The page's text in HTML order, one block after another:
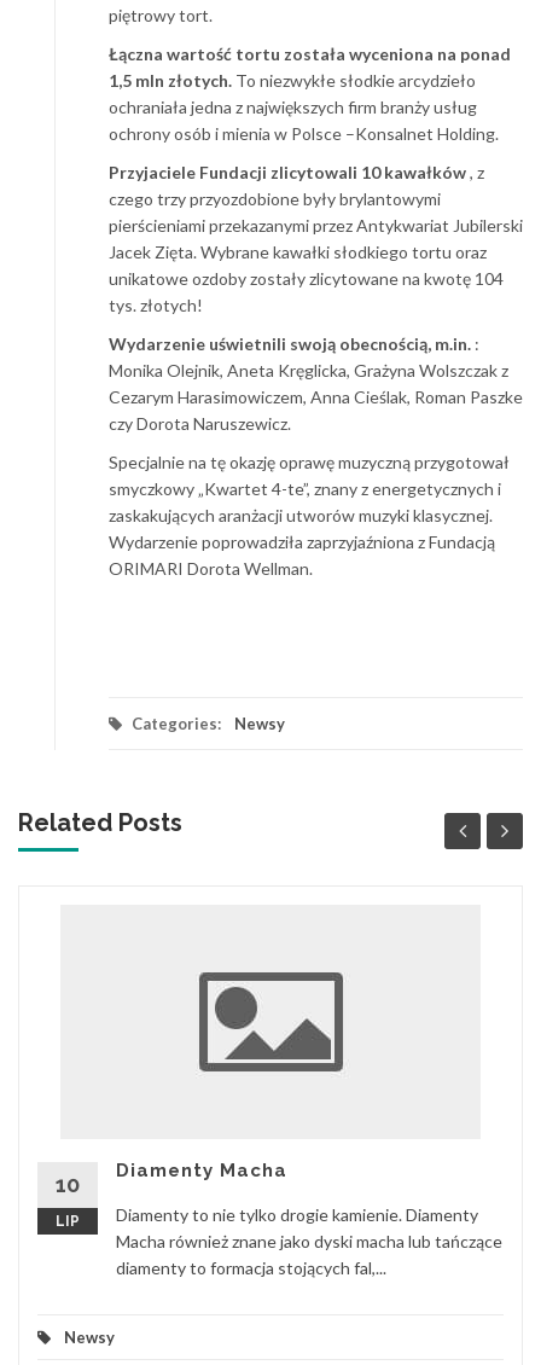
piętrowy tort.
Łączna wartość tortu została wyceniona na ponad
1,5 mln złotych. To niezwykłe słodkie arcydzieło
ochraniała jedna z największych firm branży usług
ochrony osób i mienia w Polsce –Konsalnet Holding.
Przyjaciele Fundacji zlicytowali 10 kawałków, z
czego trzy przyozdobione były brylantowymi
pierścieniami przekazanymi przez Antykwariat Jubilerski
Jacek Zięta. Wybrane kawałki słodkiego tortu oraz
unikatowe ozdoby zostały zlicytowane na kwotę 104
tys. złotych!
Wydarzenie uświetnili swoją obecnością, m.in. :
Monika Olejnik, Aneta Kręglicka, Grażyna Wolszczak z
Cezarym Harasimowiczem, Anna Cieślak, Roman Paszke
czy Dorota Naruszewicz.
Specjalnie na tę okazję oprawę muzyczną przygotował
smyczkowy „Kwartet 4-te”, znany z energetycznych i
zaskakujących aranżacji utworów muzyki klasycznej.
Wydarzenie poprowadziła zaprzyjaźniona z Fundacją
ORIMARI Dorota Wellman.
Categories: Newsy
Related Posts
10
LIP
Diamenty Macha
Diamenty to nie tylko drogie kamienie. Diamenty
Macha również znane jako dyski macha lub tańczące
diamenty to formacja stojących fal,...
Newsy